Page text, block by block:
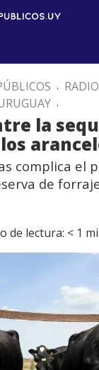
. RADIO
.
la
complica el
de
de lectura: < 1